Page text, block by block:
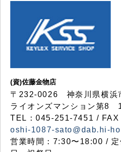
(資)佐藤金物店
〒232-0026 神奈川県横
ライオンズマンション第8
TEL：045-251-7451 /
oshi-1087-sato@dab.hi-
営業時間：7:30〜18:00 / 定